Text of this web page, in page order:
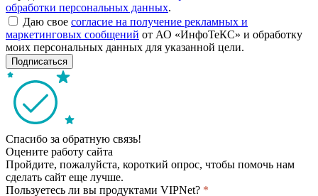
обработки персональных данных.
Даю свое согласие на получение рекламных и
маркетинговых сообщений от АО «ИнфоТеКС» и обработку
моих персональных данных для указанной цели.
Подписаться
Спасибо за обратную связь!
Оцените работу сайта
Пройдите, пожалуйста, короткий опрос, чтобы помочь нам
сделать сайт еще лучше.
Пользуетесь ли вы продуктами VIPNet? *